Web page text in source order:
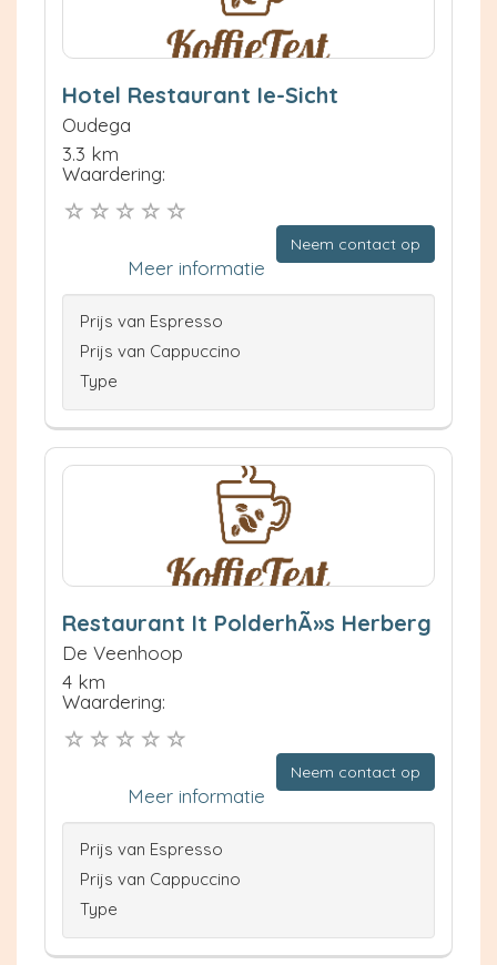
Hotel Restaurant Ie-Sicht
Oudega
3.3 km
Waardering:
Neem contact op
Meer informatie
Prijs van Espresso
Prijs van Cappuccino
Type
Restaurant It PolderhÃ»s Herberg
De Veenhoop
4 km
Waardering:
Neem contact op
Meer informatie
Prijs van Espresso
Prijs van Cappuccino
Type